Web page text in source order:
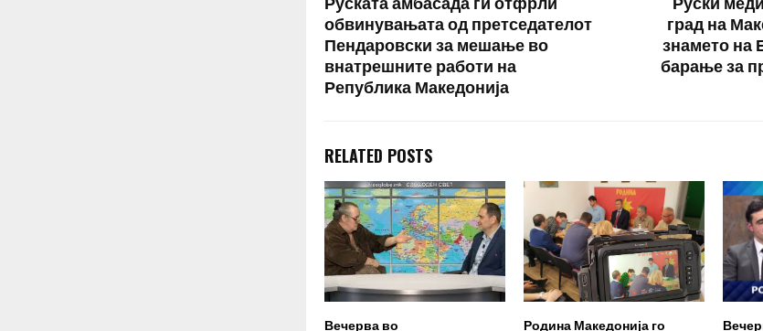
обвинувањата од претседателот
Пендаровски за мешање во
внатрешните работи на
Република Македонија
град на
знамето на
барање за
RELATED POSTS
Вечерва во Родина Македонија го